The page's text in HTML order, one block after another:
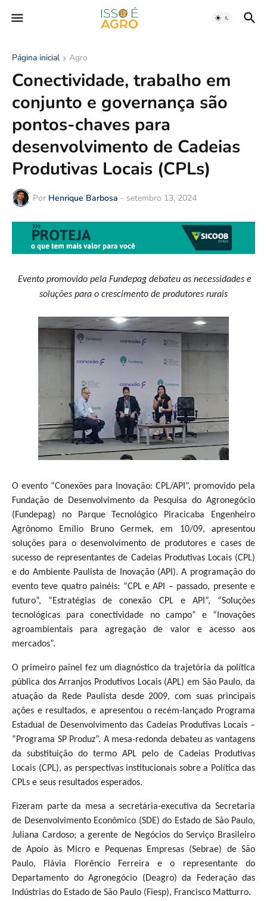
Página inicial Agro
Conectividade, trabalho em
conjunto e governança são
pontos-chaves para
desenvolvimento de Cadeias
Produtivas Locais (CPLs)
Por Henrique Barbosa - setembro 13, 2024
Evento promovido pela Fundepag debateu as necessidades e
soluções para o crescimento de produtores rurais
O evento “Conexões para Inovação: CPL/API”, promovido pela
Fundação de Desenvolvimento da Pesquisa do Agronegócio
(Fundepag) no Parque Tecnológico Piracicaba Engenheiro
Agrônomo Emílio Bruno Germek, em 10/09, apresentou
soluções para o desenvolvimento de produtores e cases de
sucesso de representantes de Cadeias Produtivas Locais (CPL)
e do Ambiente Paulista de Inovação (API). A programação do
evento teve quatro painéis: “CPL e API – passado, presente e
futuro”, “Estratégias de conexão CPL e API”, “Soluções
tecnológicas para conectividade no campo” e “Inovações
agroambientais para agregação de valor e acesso aos
mercados”.
O primeiro painel fez um diagnóstico da trajetória da política
pública dos Arranjos Produtivos Locais (APL) em São Paulo, da
atuação da Rede Paulista desde 2009, com suas principais
ações e resultados, e apresentou o recém-lançado Programa
Estadual de Desenvolvimento das Cadeias Produtivas Locais –
“Programa SP Produz”. A mesa-redonda debateu as vantagens
da substituição do termo APL pelo de Cadeias Produtivas
Locais (CPL), as perspectivas institucionais sobre a Política das
CPLs e seus resultados esperados.
Fizeram parte da mesa a secretária-executiva da Secretaria
de Desenvolvimento Econômico (SDE) do Estado de São Paulo,
Juliana Cardoso; a gerente de Negócios do Serviço Brasileiro
de Apoio às Micro e Pequenas Empresas (Sebrae) de São
Paulo, Flávia Florêncio Ferreira e o representante do
Departamento do Agronegócio (Deagro) da Federação das
Indústrias do Estado de São Paulo (Fiesp), Francisco Matturro.